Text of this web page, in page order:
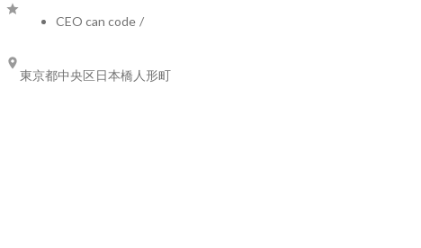
CEO can code /
東京都中央区日本橋人形町